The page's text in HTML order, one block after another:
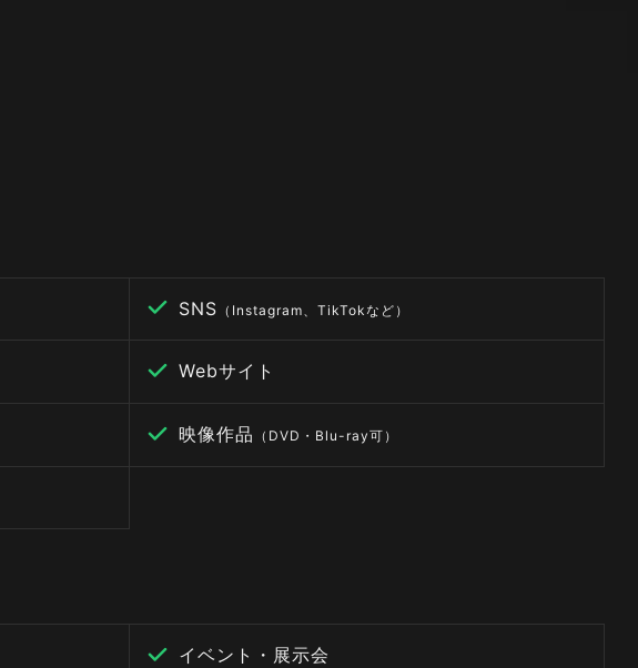
SNS （Instagram、TikTokなど）
Webサイト
映像作品 （DVD・Blu-ray可）
イベント・展示会